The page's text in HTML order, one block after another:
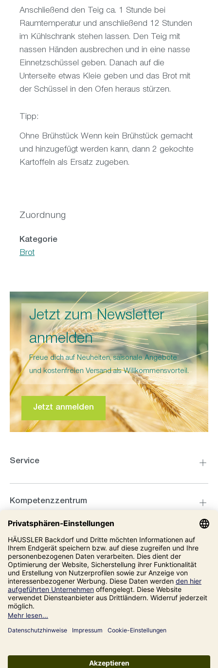
Anschließend den Teig ca. 1 Stunde bei
Raumtemperatur und anschließend 12 Stunden
im Kühlschrank stehen lassen. Den Teig mit
nassen Händen ausbrechen und in eine nasse
Einnetzschüssel geben. Danach auf die
Unterseite etwas Kleie geben und das Brot mit
der Schüssel in den Ofen heraus stürzen.
Tipp:
Ohne Brühstück Wenn kein Brühstück gemacht
und hinzugefügt werden kann, dann 2 gekochte
Kartoffeln als Ersatz zugeben.
Zuordnung
Kategorie
Brot
Jetzt zum Newsletter
anmelden
Freue dich auf Neuheiten, saisonale Angebote
und kostenfreien Versand als Willkommensvorteil.
Jetzt anmelden
Service
Kompetenzzentrum
Informationen
Unsere Adresse